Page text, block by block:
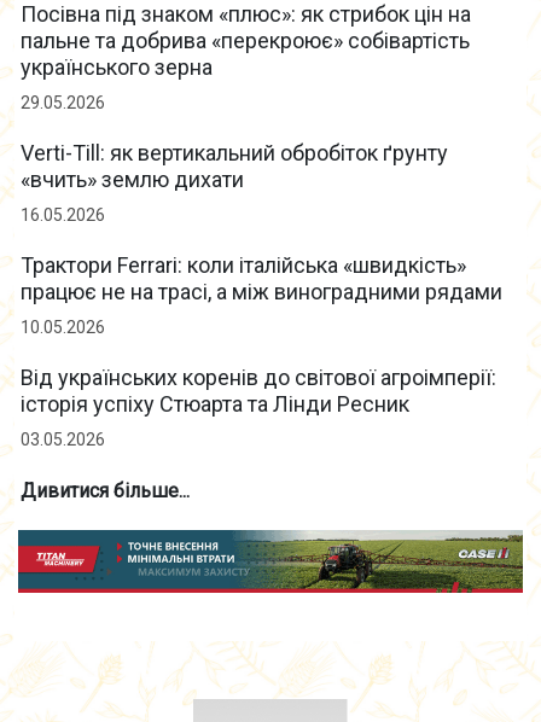
Посівна під знаком «плюс»: як стрибок цін на
пальне та добрива «перекроює» собівартість
українського зерна
29.05.2026
Verti-Till: як вертикальний обробіток ґрунту
«вчить» землю дихати
16.05.2026
Трактори Ferrari: коли італійська «швидкість»
працює не на трасі, а між виноградними рядами
10.05.2026
Від українських коренів до світової агроімперії:
історія успіху Стюарта та Лінди Ресник
03.05.2026
Дивитися більше...